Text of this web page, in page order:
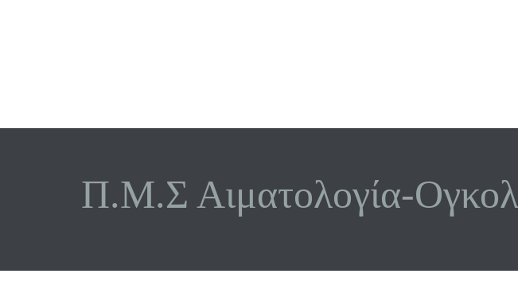
Π.Μ.Σ Αιματολογία-